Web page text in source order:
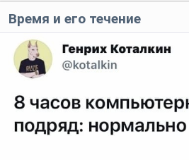
Время и его течение